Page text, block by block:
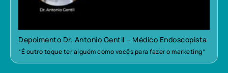
Depoimento Dr. Antonio Gentil – Médico Endoscopista
“É outro toque ter alguém como vocês para fazer o marketing”